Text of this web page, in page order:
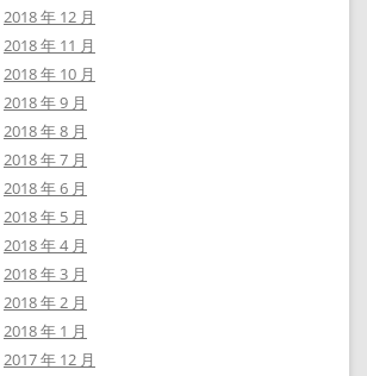
2018 年 12 月
2018 年 11 月
2018 年 10 月
2018 年 9 月
2018 年 8 月
2018 年 7 月
2018 年 6 月
2018 年 5 月
2018 年 4 月
2018 年 3 月
2018 年 2 月
2018 年 1 月
2017 年 12 月